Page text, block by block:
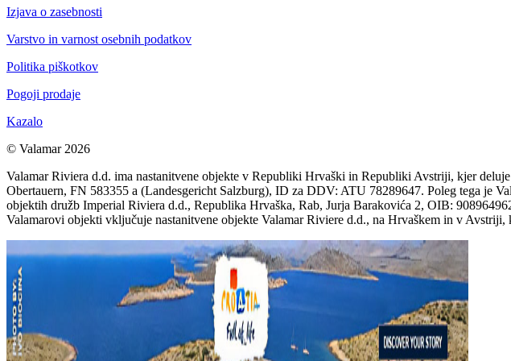
Izjava o zasebnosti
Varstvo in varnost osebnih podatkov
Politika piškotkov
Pogoji prodaje
Kazalo
© Valamar 2026
Valamar Riviera d.d. ima nastanitvene objekte v Republiki Hrvaški in Republiki Avstriji, kjer
Obertauern, FN 583355 a (Landesgericht Salzburg), ID za DDV: ATU 78289647. Poleg tega je
objektih družb Imperial Riviera d.d., Republika Hrvaška, Rab, Jurja Barakovića 2, OIB:
Valamarovi objekti vključuje nastanitvene objekte Valamar Riviere d.d., na Hrvaškem in v